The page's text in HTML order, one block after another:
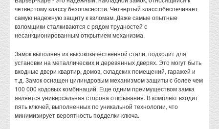
четвертому классу безопасности. Четвертый класс обеспечивает
самую надежную защиту к взломам. Даже самые опытные
взломщики сталкиваются с рядом трудностей с
несанкционированным открытием механизма.
Замок выполнен из высококачественной стали, подходит для
установки на металлических и деревянных дверях. Это могут быть
входные двери квартир, домов, складских помещений, гаражей и
т.д. Замок оснащен цилиндровым механизмом защиты с более чем
100 000 кодовых комбинаций. Еще одним преимуществом замка
является универсальная сторона открывания. В комплект входит
пять ключей, выполненных по уникальной технологии, что
минимизирует вероятность подделки ключа.